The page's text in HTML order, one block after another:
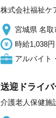
株式会社福祉ケ
宮城県 名取
時給1,038
アルバイト
送迎ドライ
介護老人保健施